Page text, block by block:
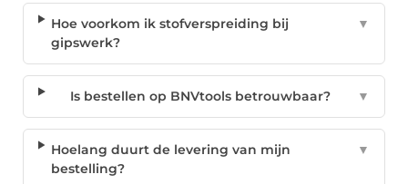
Hoe voorkom ik stofverspreiding bij
gipswerk?
▼
Is bestellen op BNVtools betrouwbaar? ▼
Hoelang duurt de levering van mijn
bestelling?
▼